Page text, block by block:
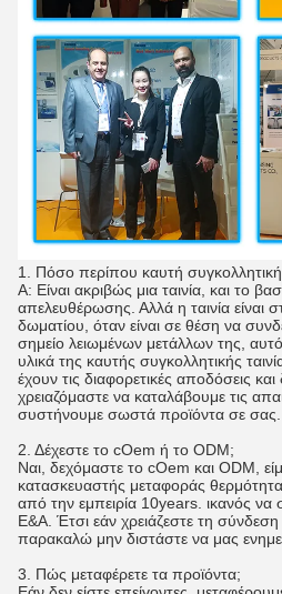
1. Πόσο περίπου καυτή
Α: Είναι ακριβώς μια ταινία, και το
απελευθέρωσης. Αλλά η ταινία είναι
δωματίου, όταν είναι σε θέση να
σημείο λειωμένων μετάλλων της,
υλικά της καυτής συγκολλητικής
έχουν τις διαφορετικές αποδόσεις και
χρειαζόμαστε να καταλάβουμε τις
συστήνουμε σωστά προϊόντα σε σας.
2. Δέχεστε το cOem ή το ODM;
Ναι, δεχόμαστε το cOem και ODM,
κατασκευαστής μεταφοράς
από την εμπειρία 10years. ικανός να
Ε&Α. Έτσι εάν χρειάζεστε τη σύνδεση
παρακαλώ μην διστάστε να μας
3. Πώς μεταφέρετε τα προϊόντα;